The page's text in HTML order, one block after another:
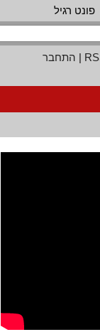
רגיל
|התחבר